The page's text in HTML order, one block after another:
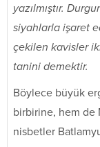
yazılmıştır.
siyahlarla işaret
çekilen kavisler
tanini demektir.
Böylece büyük
birbirine, hem de
nisbetler